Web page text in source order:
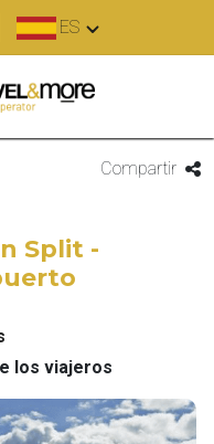
ES
Compartir
Split -
los viajeros